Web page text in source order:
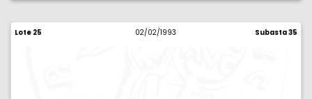
Lote 25 02/02/1993 Subasta 35